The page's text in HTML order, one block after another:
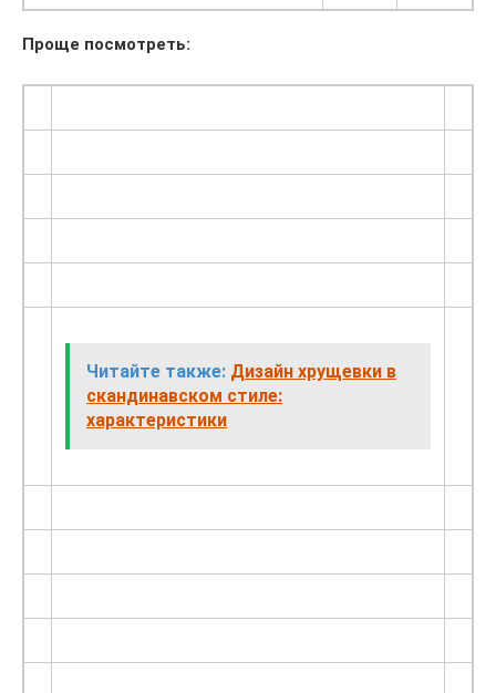
Проще посмотреть:
Читайте также: Дизайн хрущевки в
скандинавском стиле:
характеристики